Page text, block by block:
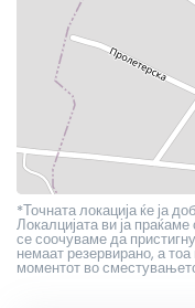
*Точната локација ќе ја
Локалцијата ви ја праќаме
се соочуваме да
немаат резервирано, а
моментот во